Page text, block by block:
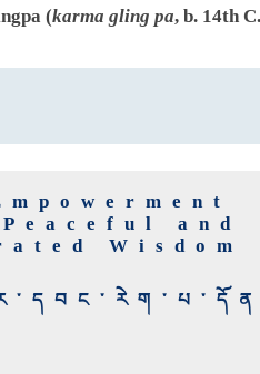
(karma gling pa, b. 14th
and
Wisdom